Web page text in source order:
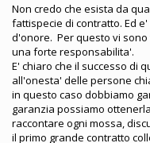
Non credo che esista da
fattispecie di contratto. Ed
d'onore. Per questo vi
una forte responsabilita'.
E' chiaro che il successo di
all'onesta' delle persone
in questo caso dobbiamo
garanzia possiamo
raccontare ogni mossa,
il primo grande contratto